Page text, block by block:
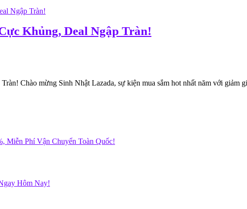
Khủng, Deal Ngập Tràn!
Chào mừng Sinh Nhật Lazada, sự kiện mua sắm hot nhất năm với giảm
Miễn Phí Vận Chuyển Toàn Quốc!
Hôm Nay!